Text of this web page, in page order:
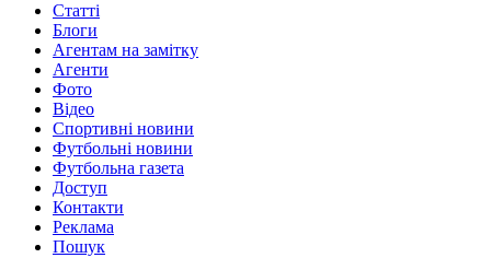
Статті
Блоги
Агентам на замітку
Агенти
Фото
Відео
Спортивні новини
Футбольні новини
Футбольна газета
Доступ
Контакти
Реклама
Пошук